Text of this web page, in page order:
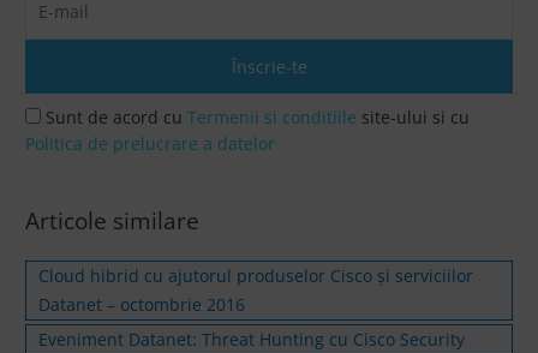
Sunt de acord cuTermenii si conditiile site-ului si cu
Politica de prelucrare a datelor
Articole similare
Cloud hibrid cu ajutorul produselor Cisco și serviciilor
Datanet – octombrie 2016
Eveniment Datanet: Threat Hunting cu Cisco Security